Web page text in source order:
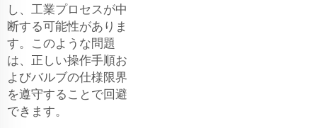
し、工業プロセスが中
断する可能性がありま
す。このような問題
は、正しい操作手順お
よびバルブの仕様限界
を遵守することで回避
できます。